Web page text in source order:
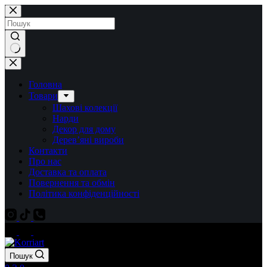
Перейти
до
вмісту
Немає
результатів
Головна
Товари
Шахові колекції
Нарди
Декор для дому
Дерев’яні вироби
Контакти
Про нас
Доставка та оплата
Повернення та обмін
Політика конфіденційності
Пошук